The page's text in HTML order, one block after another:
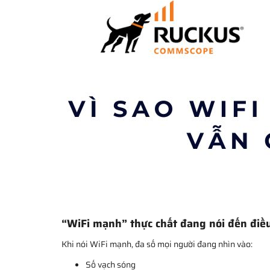
“WiFi mạnh” thực chất đang nói đến
Khi nói WiFi mạnh, đa số mọi người đang nhìn vào:
Số vạch sóng